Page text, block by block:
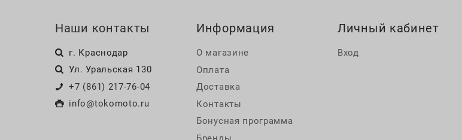
Наши контакты
г. Краснодар
Ул. Уральская 130
+7 (861) 217-76-04
info@tokomoto.ru
Информация
О магазине
Оплата
Доставка
Контакты
Бонусная программа
Бренды
Личный кабинет
Вход